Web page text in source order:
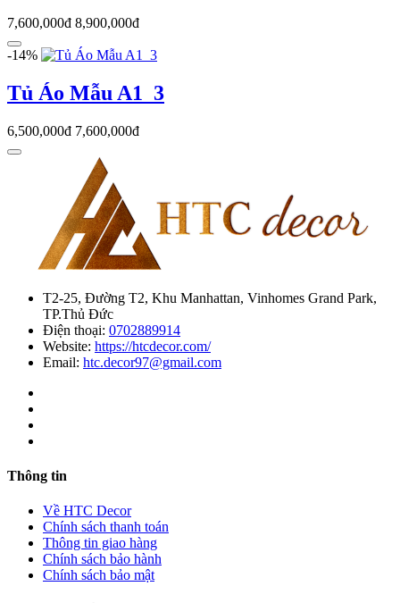
7,600,000đ 8,900,000đ
-14%
Tủ Áo Mẫu A1_3
6,500,000đ 7,600,000đ
T2-25, Đường T2, Khu Manhattan, Vinhomes Grand Park,
TP.Thủ Đức
Điện thoại: 0702889914
Website: https://htcdecor.com/
Email: htc.decor97@gmail.com
Thông tin
Về HTC Decor
Chính sách thanh toán
Thông tin giao hàng
Chính sách bảo hành
Chính sách bảo mật